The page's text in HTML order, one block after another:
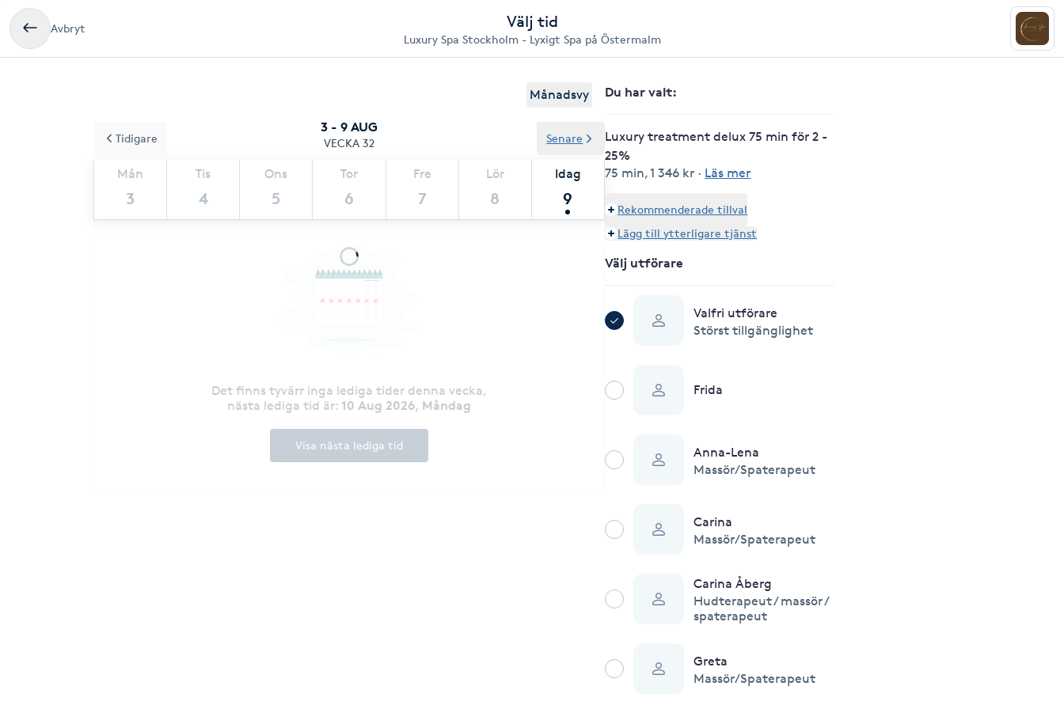
Avbryt Välj tid
Luxury Spa Stockholm - Lyxigt Spa på Östermalm
Månadsvy
3 - 9 AUG
VECKA 32
Mån
3
Tis
4
Ons
5
Tor
6
Fre
7
Lör
8
Idag
9
Tidigare Senare
Det finns tyvärr inga lediga tider denna vecka,
nästa lediga tid är: 10 Aug 2026, Måndag
Visa nästa lediga tid
Du har valt:
Luxury treatment delux 75 min för 2 -
25%
75 min,1 346 kr · Läs mer
Rekommenderade tillval
Lägg till ytterligare tjänst
Välj utförare
Valfri utförare
Störst tillgänglighet
Frida
Anna-Lena
Massör/Spaterapeut
Carina
Massör/Spaterapeut
Carina Åberg
Hudterapeut / massör /
spaterapeut
Greta
Massör/Spaterapeut